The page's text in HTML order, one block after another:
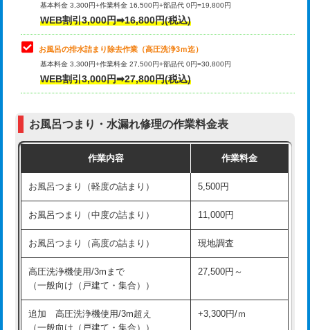
小便器トイレ脱着
その他部品の脱着 8,800円～
交換・取付（タンク）
交換・取付（普通便座） 11,000円+材料費
交換・取付（温水洗浄便座） 16,500円+材料費
交換・取付(単水栓（壁付・デッキ
式）)
13,200円+材料費
交換・取付(混合水栓（壁付・デッキ
式・ワンホール）)
16,500円+材料費
交換・取付(排水栓・排水トラップ
（P/S/ポップアップ））
22,000円+材料費
交換・取付（その他部品） 11,000円+材料費
基本料金 3,300円+作業料金 16,500円+部品代 0円=19,800円
WEB割引3,000円➡16,800円(税込)
お風呂の排水詰まり除去作業（高圧洗浄3ｍ迄）
基本料金 3,300円+作業料金 27,500円+部品代 0円=30,800円
WEB割引3,000円➡27,800円(税込)
お風呂つまり・水漏れ修理の作業料金表
作業内容 作業料金
お風呂つまり（軽度の詰まり） 5,500円
お風呂つまり（中度の詰まり） 11,000円
お風呂つまり（高度の詰まり） 現地調査
高圧洗浄機使用/3mまで
（一般向け（戸建て・集合））
27,500円～
追加 高圧洗浄機使用/3m超え
（一般向け（戸建て・集合））
+3,300円/ｍ